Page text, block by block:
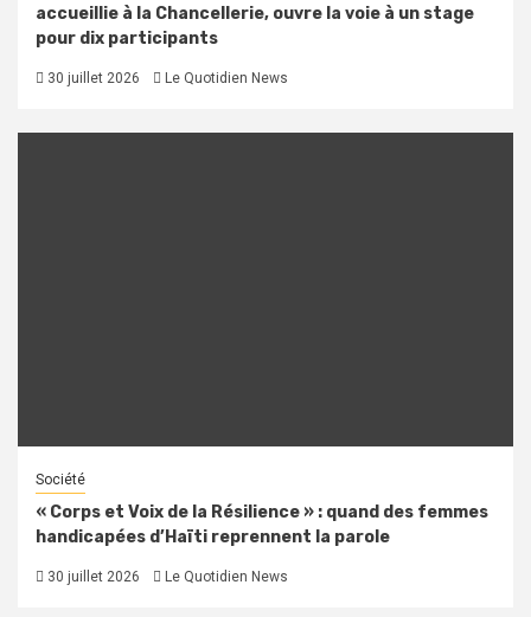
accueillie à la Chancellerie, ouvre la voie à un stage
pour dix participants
30 juillet 2026 Le Quotidien News
Société
« Corps et Voix de la Résilience » : quand des femmes
handicapées d’Haïti reprennent la parole
30 juillet 2026 Le Quotidien News